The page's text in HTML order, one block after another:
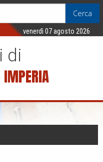
Cerca
venerdì 07 agosto 2026
di
IMPERIA